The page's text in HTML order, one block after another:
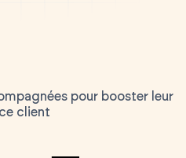
pour booster leur
client